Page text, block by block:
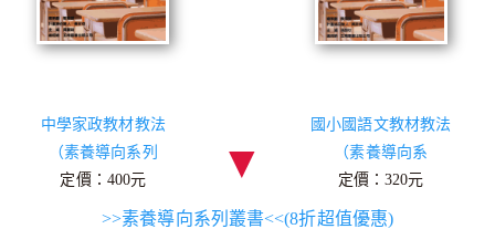
中學家政教材教法
（素養導向系列
定價：400元
▼
國小國語文教材教法
（素養導向系
定價：320元
>>素養導向系列叢書<<(8折超值優惠)